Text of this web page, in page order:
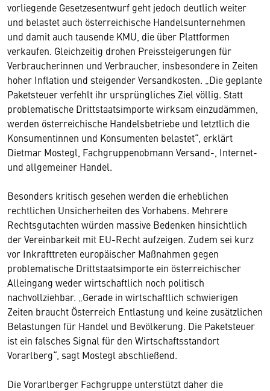
vorliegende Gesetzesentwurf geht jedoch deutlich weiter
und belastet auch österreichische Handelsunternehmen
und damit auch tausende KMU, die über Plattformen
verkaufen. Gleichzeitig drohen Preissteigerungen für
Verbraucherinnen und Verbraucher, insbesondere in Zeiten
hoher Inflation und steigender Versandkosten. „Die geplante
Paketsteuer verfehlt ihr ursprüngliches Ziel völlig. Statt
problematische Drittstaatsimporte wirksam einzudämmen,
werden österreichische Handelsbetriebe und letztlich die
Konsumentinnen und Konsumenten belastet“, erklärt
Dietmar Mostegl, Fachgruppenobmann Versand-, Internet-
und allgemeiner Handel.
Besonders kritisch gesehen werden die erheblichen
rechtlichen Unsicherheiten des Vorhabens. Mehrere
Rechtsgutachten würden massive Bedenken hinsichtlich
der Vereinbarkeit mit EU-Recht aufzeigen. Zudem sei kurz
vor Inkrafttreten europäischer Maßnahmen gegen
problematische Drittstaatsimporte ein österreichischer
Alleingang weder wirtschaftlich noch politisch
nachvollziehbar. „Gerade in wirtschaftlich schwierigen
Zeiten braucht Österreich Entlastung und keine zusätzlichen
Belastungen für Handel und Bevölkerung. Die Paketsteuer
ist ein falsches Signal für den Wirtschaftsstandort
Vorarlberg“, sagt Mostegl abschließend.
Die Vorarlberger Fachgruppe unterstützt daher die